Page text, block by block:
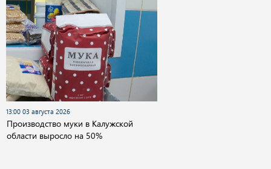
13:00 03 августа 2026
Производство муки в Калужской
области выросло на 50%